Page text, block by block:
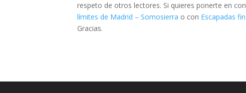
respeto de otros lectores. Si quieres ponerte en
límites de Madrid – Somosierra o con Escapadas
Gracias.